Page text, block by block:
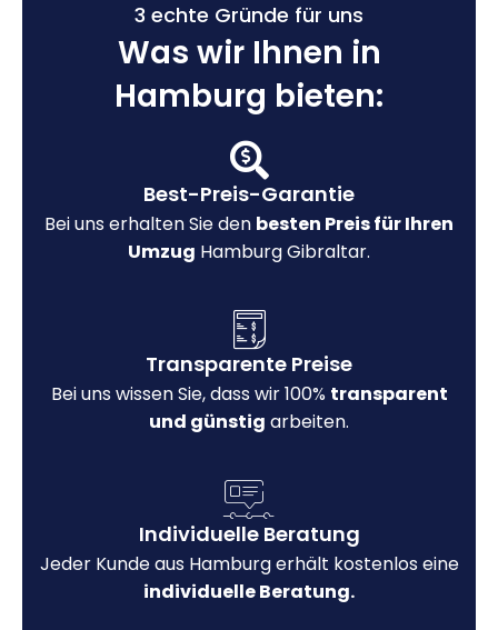
3 echte Gründe für uns
Was wir Ihnen in
Hamburg bieten:
Best-Preis-Garantie
Bei uns erhalten Sie den besten Preis für Ihren
Umzug Hamburg Gibraltar.
Transparente Preise
Bei uns wissen Sie, dass wir 100% transparent
und günstig arbeiten.
Individuelle Beratung
Jeder Kunde aus Hamburg erhält kostenlos eine
individuelle Beratung.